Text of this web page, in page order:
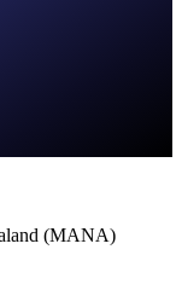
(MANA)